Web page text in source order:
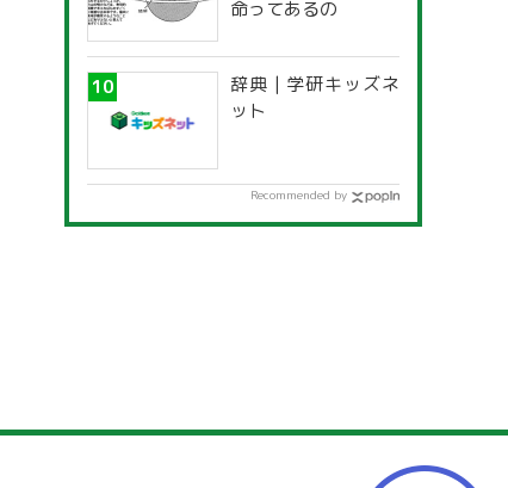
命ってあるの
辞典 | 学研キッズネ
ット
Recommended by